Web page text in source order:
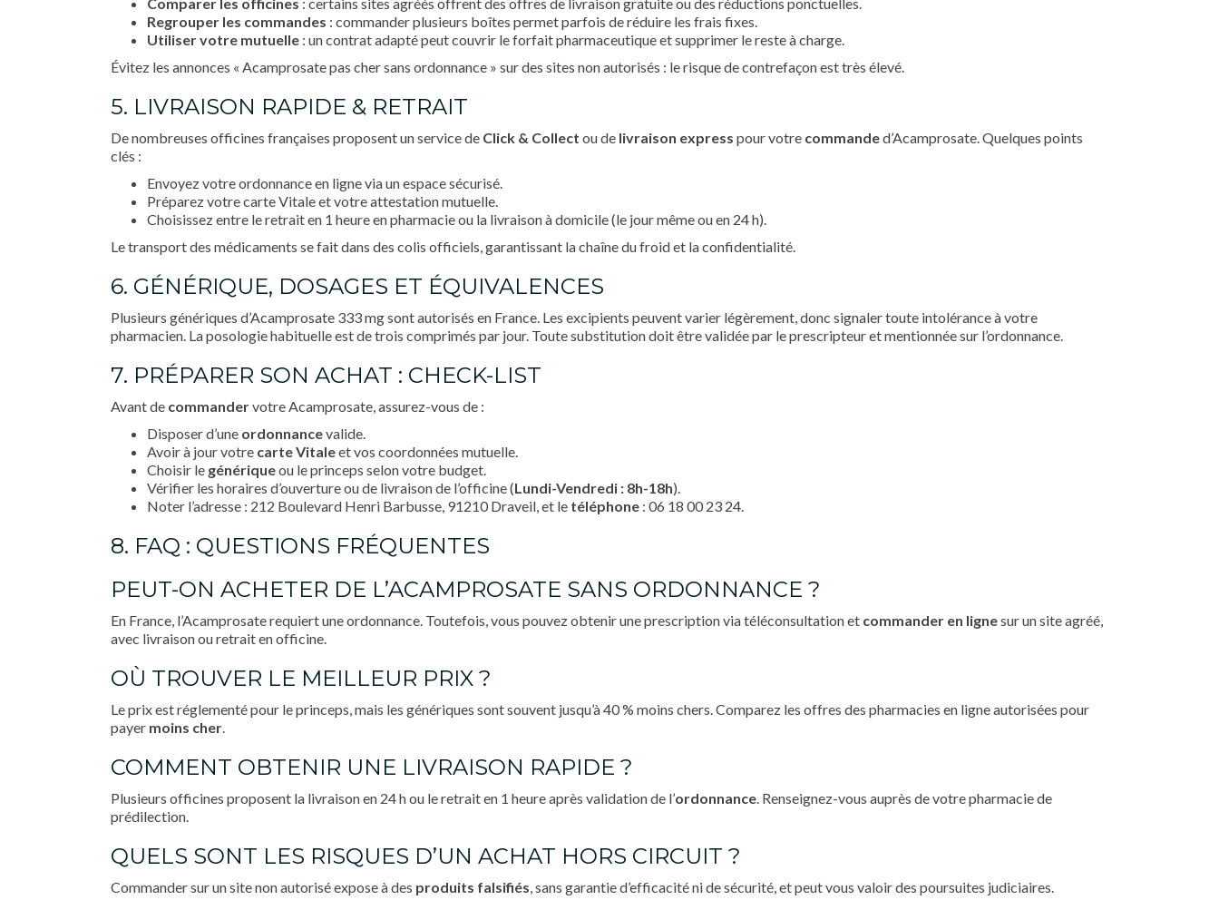
Regrouper les commandes : commander plusieurs boîtes permet parfois de réduire les frais fixes.
Utiliser votre mutuelle : un contrat adapté peut couvrir le forfait pharmaceutique et supprimer le reste à charge.
Évitez les annonces « Acamprosate pas cher sans ordonnance » sur des sites non autorisés : le risque de contrefaçon est très élevé.
5. LIVRAISON RAPIDE & RETRAIT
De nombreuses officines françaises proposent un service de Click & Collect ou de livraison express pour votre commanded’Acamprosate. Quelques points
clés :
Envoyez votre ordonnance en ligne via un espace sécurisé.
Préparez votre carte Vitale et votre attestation mutuelle.
Choisissez entre le retrait en 1 heure en pharmacie ou la livraison à domicile (le jour même ou en 24 h).
Le transport des médicaments se fait dans des colis officiels, garantissant la chaîne du froid et la confidentialité.
6. GÉNÉRIQUE, DOSAGES ET ÉQUIVALENCES
Plusieurs génériques d’Acamprosate 333 mg sont autorisés en France. Les excipients peuvent varier légèrement, donc signaler toute intolérance à votre
pharmacien. La posologie habituelle est de trois comprimés par jour. Toute substitution doit être validée par le prescripteur et mentionnée sur l’ordonnance.
7. PRÉPARER SON ACHAT : CHECK-LIST
Avant de commandervotre Acamprosate, assurez-vous de :
Disposer d’une ordonnancevalide.
Avoir à jour votre carte Vitaleet vos coordonnées mutuelle.
Choisir le génériqueou le princeps selon votre budget.
Vérifier les horaires d’ouverture ou de livraison de l’officine (Lundi-Vendredi : 8h-18h).
Noter l’adresse : 212 Boulevard Henri Barbusse, 91210 Draveil, et le téléphone : 06 18 00 23 24.
8. FAQ : QUESTIONS FRÉQUENTES
PEUT-ON ACHETER DE L’ACAMPROSATE SANS ORDONNANCE ?
En France, l’Acamprosate requiert une ordonnance. Toutefois, vous pouvez obtenir une prescription via téléconsultation et commander en lignesur un site agréé,
avec livraison ou retrait en officine.
OÙ TROUVER LE MEILLEUR PRIX ?
Le prix est réglementé pour le princeps, mais les génériques sont souvent jusqu’à 40 % moins chers. Comparez les offres des pharmacies en ligne autorisées pour
payer moins cher.
COMMENT OBTENIR UNE LIVRAISON RAPIDE ?
Plusieurs officines proposent la livraison en 24 h ou le retrait en 1 heure après validation de l’ordonnance. Renseignez-vous auprès de votre pharmacie de
prédilection.
QUELS SONT LES RISQUES D’UN ACHAT HORS CIRCUIT ?
Commander sur un site non autorisé expose à des produits falsifiés, sans garantie d’efficacité ni de sécurité, et peut vous valoir des poursuites judiciaires.